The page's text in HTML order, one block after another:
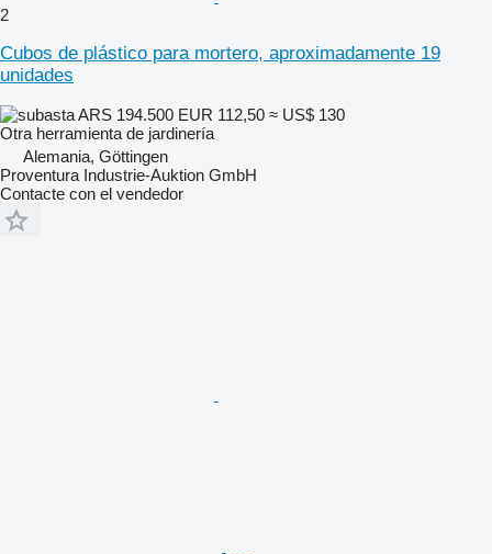
2
Cubos de plástico para mortero, aproximadamente 19
unidades
ARS 194.500 EUR 112,50 ≈ US$ 130
Otra herramienta de jardinería
Alemania, Göttingen
Proventura Industrie-Auktion GmbH
Contacte con el vendedor